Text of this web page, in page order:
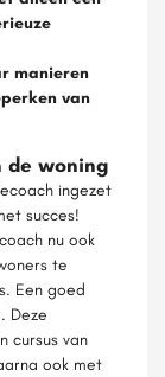
manieren
van
de woning
ingezet
succes!
nu ook
te
Een goed
Deze
cursus van
ook met